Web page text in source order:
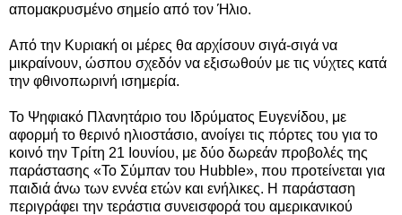
απομακρυσμένο σημείο από τον Ήλιο.
Από την Κυριακή οι μέρες θα αρχίσουν σιγά-σιγά να
μικραίνουν, ώσπου σχεδόν να εξισωθούν με τις νύχτες κατά
την φθινοπωρινή ισημερία.
Το Ψηφιακό Πλανητάριο του Ιδρύματος Ευγενίδου, με
αφορμή το θερινό ηλιοστάσιο, ανοίγει τις πόρτες του για το
κοινό την Τρίτη 21 Ιουνίου, με δύο δωρεάν προβολές της
παράστασης «Το Σύμπαν του Hubble», που προτείνεται για
παιδιά άνω των εννέα ετών και ενήλικες. H παράσταση
περιγράφει την τεράστια συνεισφορά του αμερικανικού